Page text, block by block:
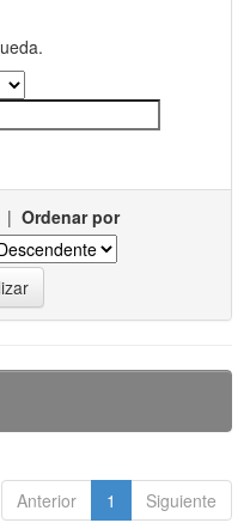
| Ordenar por
Anterior 1 Siguiente